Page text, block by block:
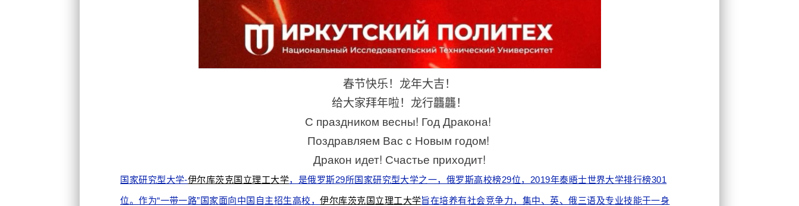
春节快乐！龙年大吉！
给大家拜年啦！龙行龘龘！
С праздником весны! Год Дракона!
Поздравляем Вас с Новым годом!
Дракон идет! Счастье приходит!
国家研究型大学-伊尔库茨克国立理工大学，是俄罗斯29所国家研究型大学之一，俄罗斯高校榜29位，2019年泰晤士世界大学排行榜301
位。作为“一带一路”国家面向中国自主招生高校，伊尔库茨克国立理工大学旨在培养有社会竞争力，集中、英、俄三语及专业技能于一身